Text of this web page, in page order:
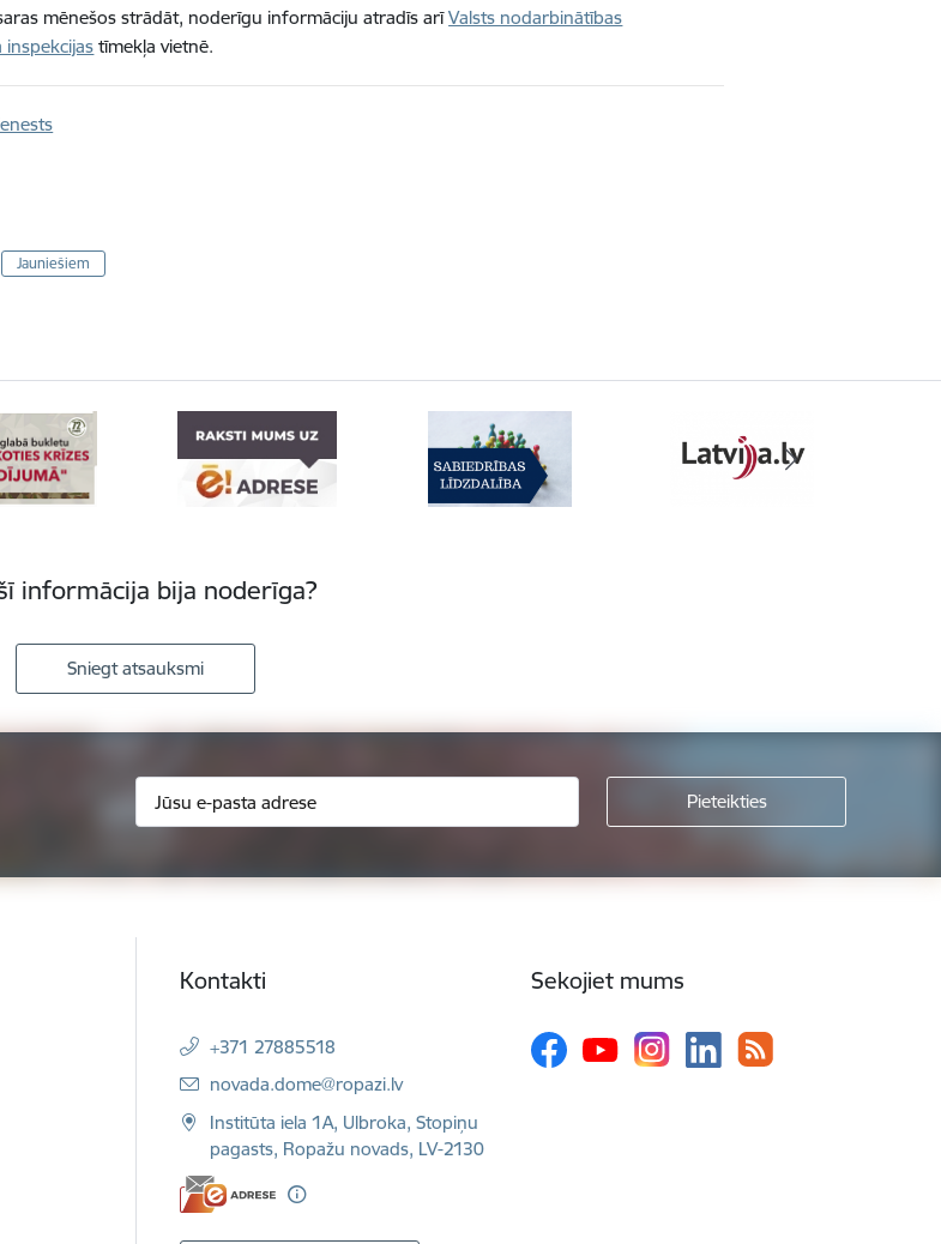
mēnešos strādāt, noderīgu informāciju atradīs arīValsts nodarbinātības
inspekcijas tīmekļa vietnē.
Jauniešiem
informācija bija noderīga?
Sniegt atsauksmi
Kontakti
+371 27885518
E-pasts:
novada.dome@ropazi.lv
Institūta iela 1A, Ulbroka, Stopiņu
pagasts, Ropažu novads, LV-2130
Sekojiet mums